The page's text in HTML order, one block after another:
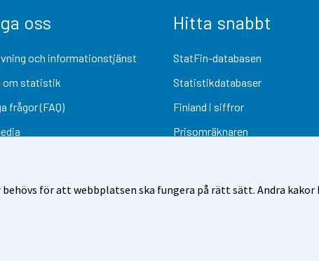
för att webbplatsen ska fungera på rätt sätt. Andra
oss
och informationstjänst
om statistik
frågor (FAQ)
Hitta snabbt
StatFin-databasen
Statistikdatabaser
Finland i siffror
Prisomräknaren